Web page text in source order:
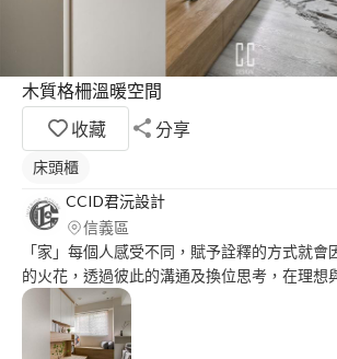
木質格柵溫暖空間
收藏
分享
床頭櫃
CCID君沅設計
信義區
「家」每個人感受不同，賦予詮釋的方式就會
的火花，透過彼此的溝通及換位思考，在理想
平衡，激盪出最靠近使用者夢想中的居家環境。 作伙來愛心做公
益!! CCID君沅室內設計邀請大家一起愛心做公
的成交案子，結案時會以屋主的名義捐款幫助